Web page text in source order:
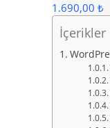
1.690,00 ₺
İçerikler